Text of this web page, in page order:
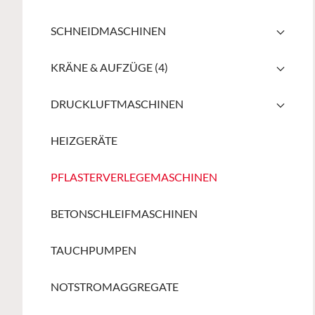
SCHNEIDMASCHINEN
KRÄNE & AUFZÜGE (4)
DRUCKLUFTMASCHINEN
HEIZGERÄTE
PFLASTERVERLEGEMASCHINEN
BETONSCHLEIFMASCHINEN
TAUCHPUMPEN
NOTSTROMAGGREGATE